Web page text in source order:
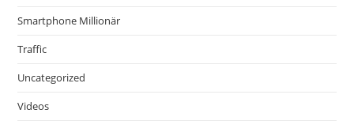
Smartphone Millionär
Traffic
Uncategorized
Videos